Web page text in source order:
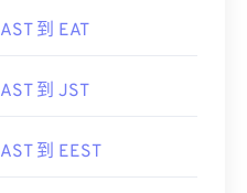
AST 到 EAT
AST 到 JST
AST 到 EEST